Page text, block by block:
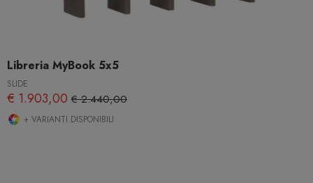
Libreria MyBook 5x5
SLIDE
€ 1.903,00 € 2.440,00
+ VARIANTI DISPONIBILI